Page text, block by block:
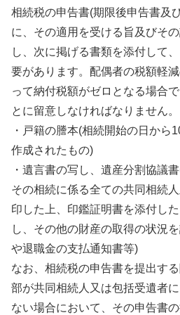
相続税の申告書(期限後申告書及
に、その適用を受ける旨及びそ
し、次に掲げる書類を添付して
要があります。配偶者の税額軽
って納付税額がゼロとなる場合
とに留意しなければなりません。
・戸籍の謄本(相続開始の日から
作成されたもの)
・遺言書の写し、遺産分割協議
その相続に係る全ての共同相続
印した上、印鑑証明書を添付し
し、その他の財産の取得の状況
や退職金の支払通知書等)
なお、相続税の申告書を提出す
部が共同相続人又は包括受遺者
ない場合において、その申告書